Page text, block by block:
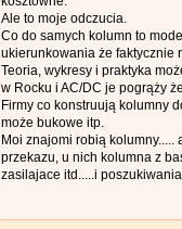
Ale to moje odczucia.
Co do samych kolumn to
ukierunkowania że faktycznie
Teoria, wykresy i praktyka
w Rocku i AC/DC je pogrąży
Firmy co konstruują kolumny
może bukowe itp.
Moi znajomi robią
przekazu, u nich kolumna z
zasilajace itd.....i